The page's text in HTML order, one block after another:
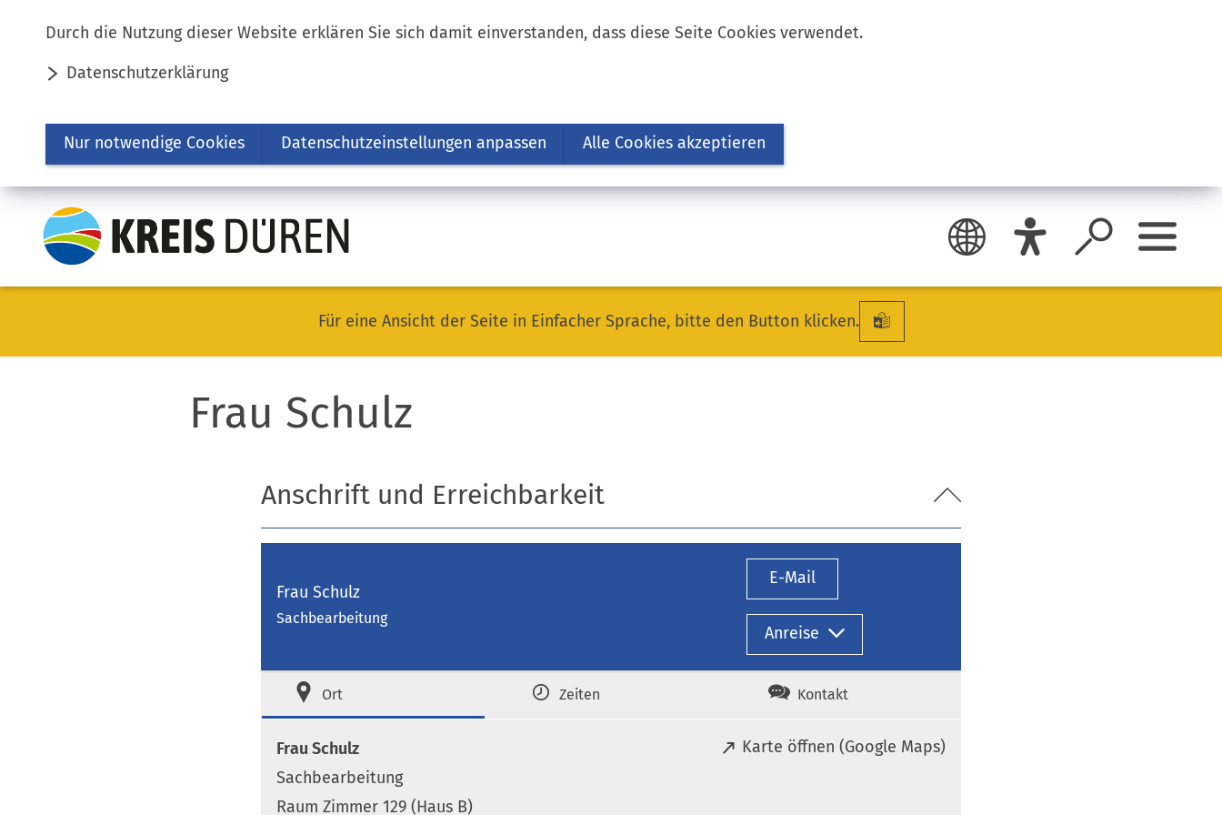
Durch die Nutzung dieser Website erklären Sie sich damit einverstanden, dass diese Seite Cookies verwendet.
Datenschutzerklärung
Nur notwendige Cookies Datenschutzeinstellungen anpassen Alle Cookies akzeptieren
Inhalt anspringen
Für eine Ansicht der Seite in Einfacher Sprache, bitte den Button klicken.
Frau Schulz
Anschrift und Erreichbarkeit
Frau Schulz
Sachbearbeitung
E-Mail
Anreise
Ort Zeiten Kontakt
Frau Schulz
Sachbearbeitung
Raum Zimmer 129 (Haus B)
Karte öffnen (Google Maps)
(